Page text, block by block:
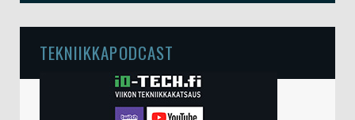
TEKNIIKKAPODCAST